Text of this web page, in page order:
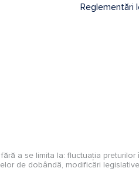
Reglementări
a se limita la: fluctuația
de dobândă, modificări